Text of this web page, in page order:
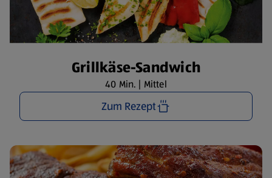
Grillkäse-Sandwich
40 Min. | Mittel
Zum Rezept